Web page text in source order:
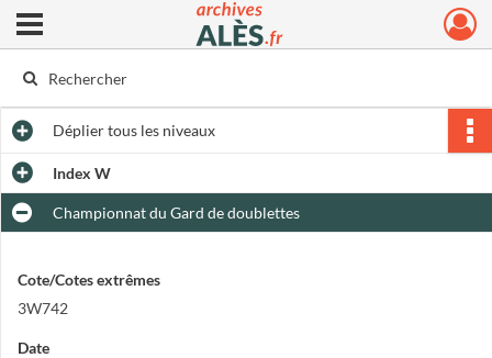
Archives municipales d'Alès
Ouvrir le menu déroulant
Dépliertous les niveaux
Index W
Championnat du Gard de doublettes
Cote/Cotes extrêmes
3W742
Date